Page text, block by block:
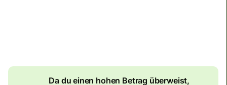
Da du einen hohen Betrag überweist,